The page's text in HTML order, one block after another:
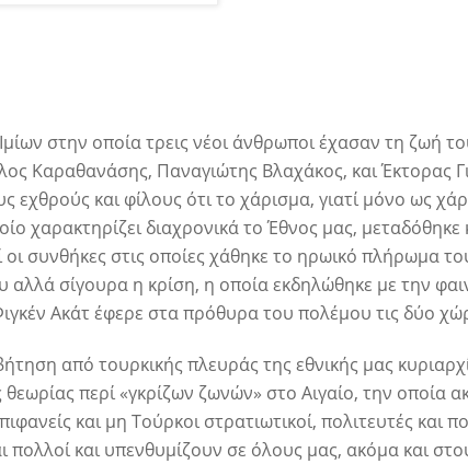
στην οποία τρεις νέοι άνθρωποι έχασαν τη ζωή
Καραθανάσης, Παναγιώτης Βλαχάκος, και Έκτορας
και φίλους ότι το χάρισμα, γιατί μόνο ως
χαρακτηρίζει διαχρονικά το Έθνος μας, μεταδόθηκε
οι συνθήκες στις οποίες χάθηκε το ηρωικό πλήρωμα
σίγουρα η κρίση, η οποία εκδηλώθηκε με την
Ακάτ έφερε στα πρόθυρα του πολέμου τις δύο
από τουρκικής πλευράς της εθνικής μας
περί «γκρίζων ζωνών» στο Αιγαίο, την οποία
και μη Τούρκοι στρατιωτικοί, πολιτευτές και
πολλοί και υπενθυμίζουν σε όλους μας, ακόμα και